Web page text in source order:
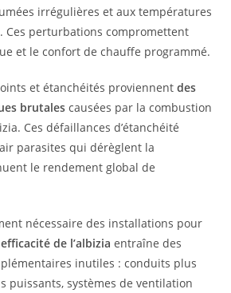
irrégulières et aux températures
Ces perturbations compromettent
et le confort de chauffe programmé.
et étanchéités proviennentdes
brutales causées par la combustion
Ces défaillances d’étanchéité
parasites qui dérèglent la
le rendement global de
nécessaire des installations pour
de l’albizia entraîne des
inutiles : conduits plus
puissants, systèmes de ventilation